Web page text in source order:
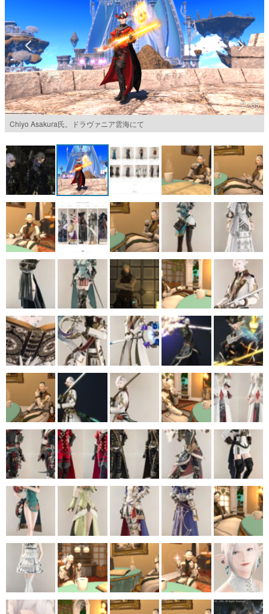
アプリレビュー
その他
電ファミニコゲーマーとは？
運営：株式会社マレ
2 / 55
Chiyo Asakura氏。ドラヴァニア雲海にて